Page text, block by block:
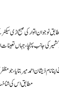
نوجوان اتوار کی صبح اڑی
کی جانب پہنچا، جہاں
نام ذیشان احمد میر بتایا،
مطابق اس کی